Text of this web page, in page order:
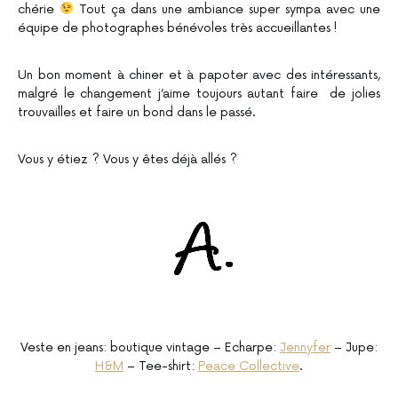
chérie
Tout ça dans une ambiance super sympa avec une
équipe de photographes bénévoles très accueillantes !
Un bon moment à chiner et à papoter avec des intéressants,
malgré le changement j’aime toujours autant faire de jolies
trouvailles et faire un bond dans le passé.
Vous y étiez ? Vous y êtes déjà allés ?
Veste en jeans: boutique vintage – Echarpe: Jennyfer – Jupe:
H&M – Tee-shirt: Peace Collective.